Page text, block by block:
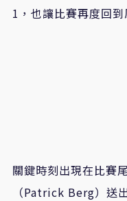
1，也讓比賽再度回到
關鍵時刻出現在比賽
（Patrick Berg）送